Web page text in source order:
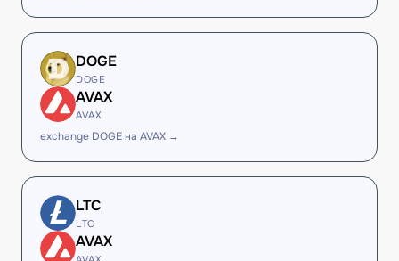
DOGE
DOGE
AVAX
AVAX
exchange DOGE на AVAX →
LTC
LTC
AVAX